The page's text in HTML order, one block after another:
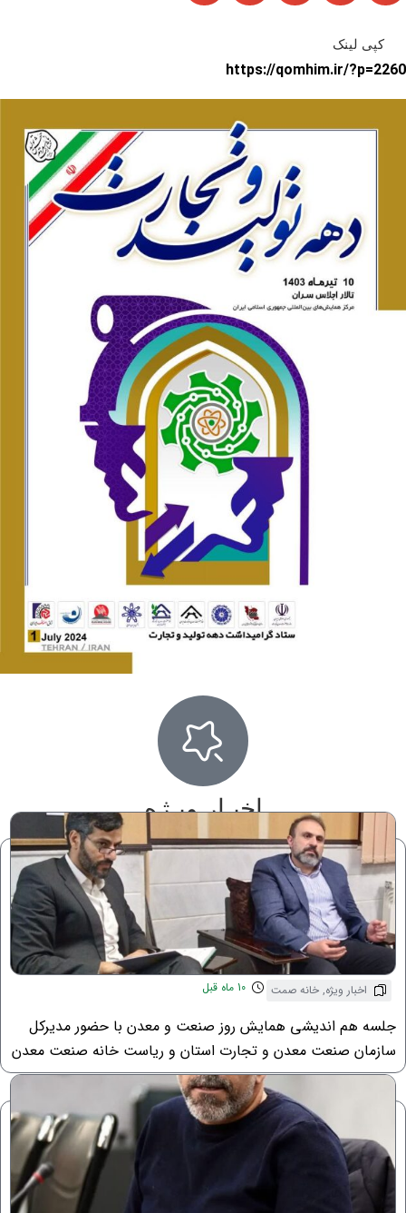
کپی لینک
https://qomhim.ir/?p=2260
اخبـار ویـژه
اخبار ویژه, خانه صمت 10 ماه قبل
جلسه هم اندیشی همایش روز صنعت و معدن با حضور مدیرکل
سازمان صنعت معدن و تجارت استان و ریاست خانه صنعت معدن
و تجارت استان قم